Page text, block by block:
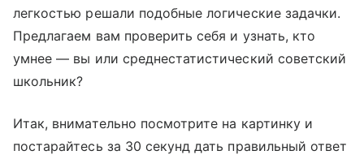
легкостью решали подобные логические задачки.
Предлагаем вам проверить себя и узнать, кто
умнее — вы или среднестатистический советский
школьник?
Итак, внимательно посмотрите на картинку и
постарайтесь за 30 секунд дать правильный ответ